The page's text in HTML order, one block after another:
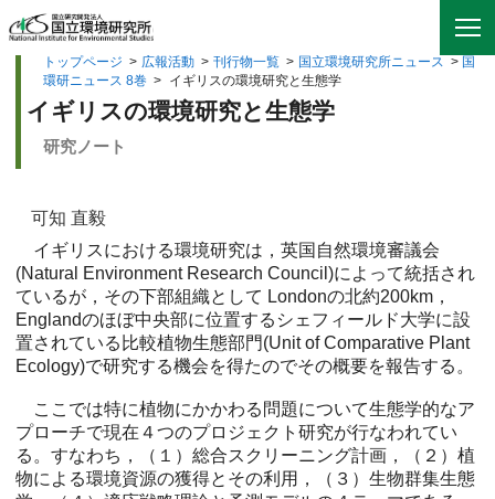
トップページ > 広報活動 > 刊行物一覧 > 国立環境研究所ニュース > 国
環研ニュース 8巻 > イギリスの環境研究と生態学
イギリスの環境研究と生態学
研究ノート
可知 直毅
イギリスにおける環境研究は，英国自然環境審議会
(Natural Environment Research Council)によって統括され
ているが，その下部組織として Londonの北約200km，
Englandのほぼ中央部に位置するシェフィールド大学に設
置されている比較植物生態部門(Unit of Comparative Plant
Ecology)で研究する機会を得たのでその概要を報告する。
ここでは特に植物にかかわる問題について生態学的なア
プローチで現在４つのプロジェクト研究が行なわれてい
る。すなわち，（１）総合スクリーニング計画，（２）植
物による環境資源の獲得とその利用，（３）生物群集生態